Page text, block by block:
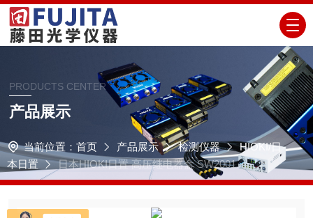
PRODUCTS CENTER
产品展示
当前位置： 首页 产品展示 检测仪器
HIOKI/日
本日置
日本HIOKI日置 高压继电器盒 SW2001